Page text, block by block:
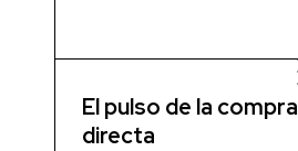
El pulso de la compra
directa